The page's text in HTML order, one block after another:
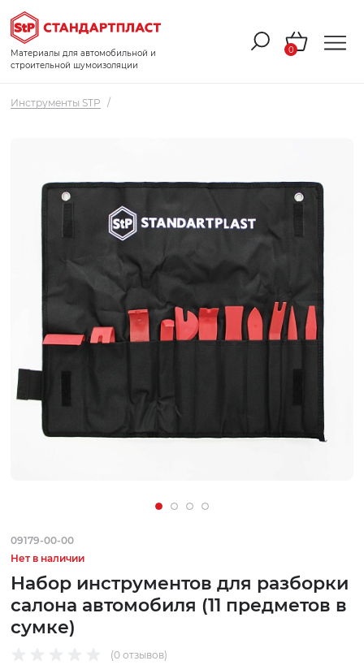
Материалы для автомобильной и
строительной шумоизоляции
0
Инструменты STP /
09179-00-00
Нет в наличии
Набор инструментов для разборки
салона автомобиля (11 предметов в
сумке)
(0 отзывов)